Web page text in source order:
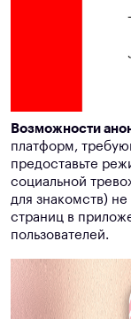
Возможности
платформ,
предоставьте
социальной
для знакомств)
страниц в
пользователей.